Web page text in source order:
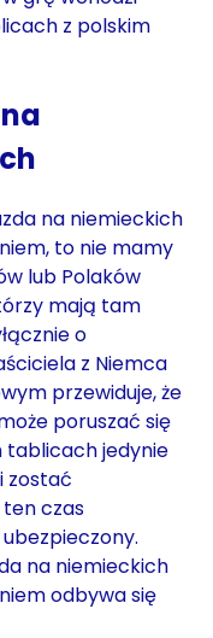
z polskim
na niemieckich
to nie mamy
lub Polaków
mają tam
o
z Niemca
przewiduje, że
poruszać się
jedynie
zostać
ten czas
na niemieckich
odbywa się